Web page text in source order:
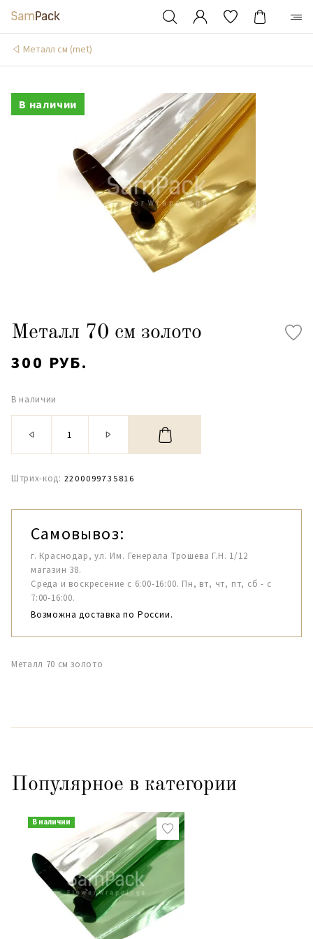
Металл см (met)
В наличии
Металл 70 см золото
300 РУБ.
В наличии
Штрих-код: 2200099735816
Самовывоз:
г. Краснодар, ул. Им. Генерала Трошева Г.Н. 1/12
магазин 38.
Среда и воскресение с 6:00-16:00. Пн, вт, чт, пт, сб - с
7:00-16:00.
Возможна доставка по России.
Металл 70 см золото
Популярное в категории
В наличии